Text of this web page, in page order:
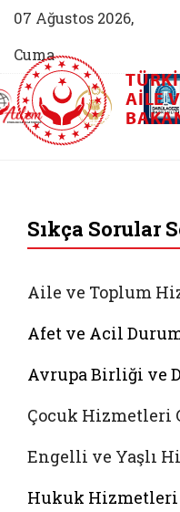
07 Ağustos 2026,
Cuma
Aile (yeni sekmede açılır)
AİLEM İletişim Merkezi
Aile ve
AILE
Sıkça Sorular
Aile ve Toplum
Afet ve Acil
Avrupa Birliği ve
Çocuk Hizmetleri
Engelli ve Yaşlı
Hukuk Hizmetleri